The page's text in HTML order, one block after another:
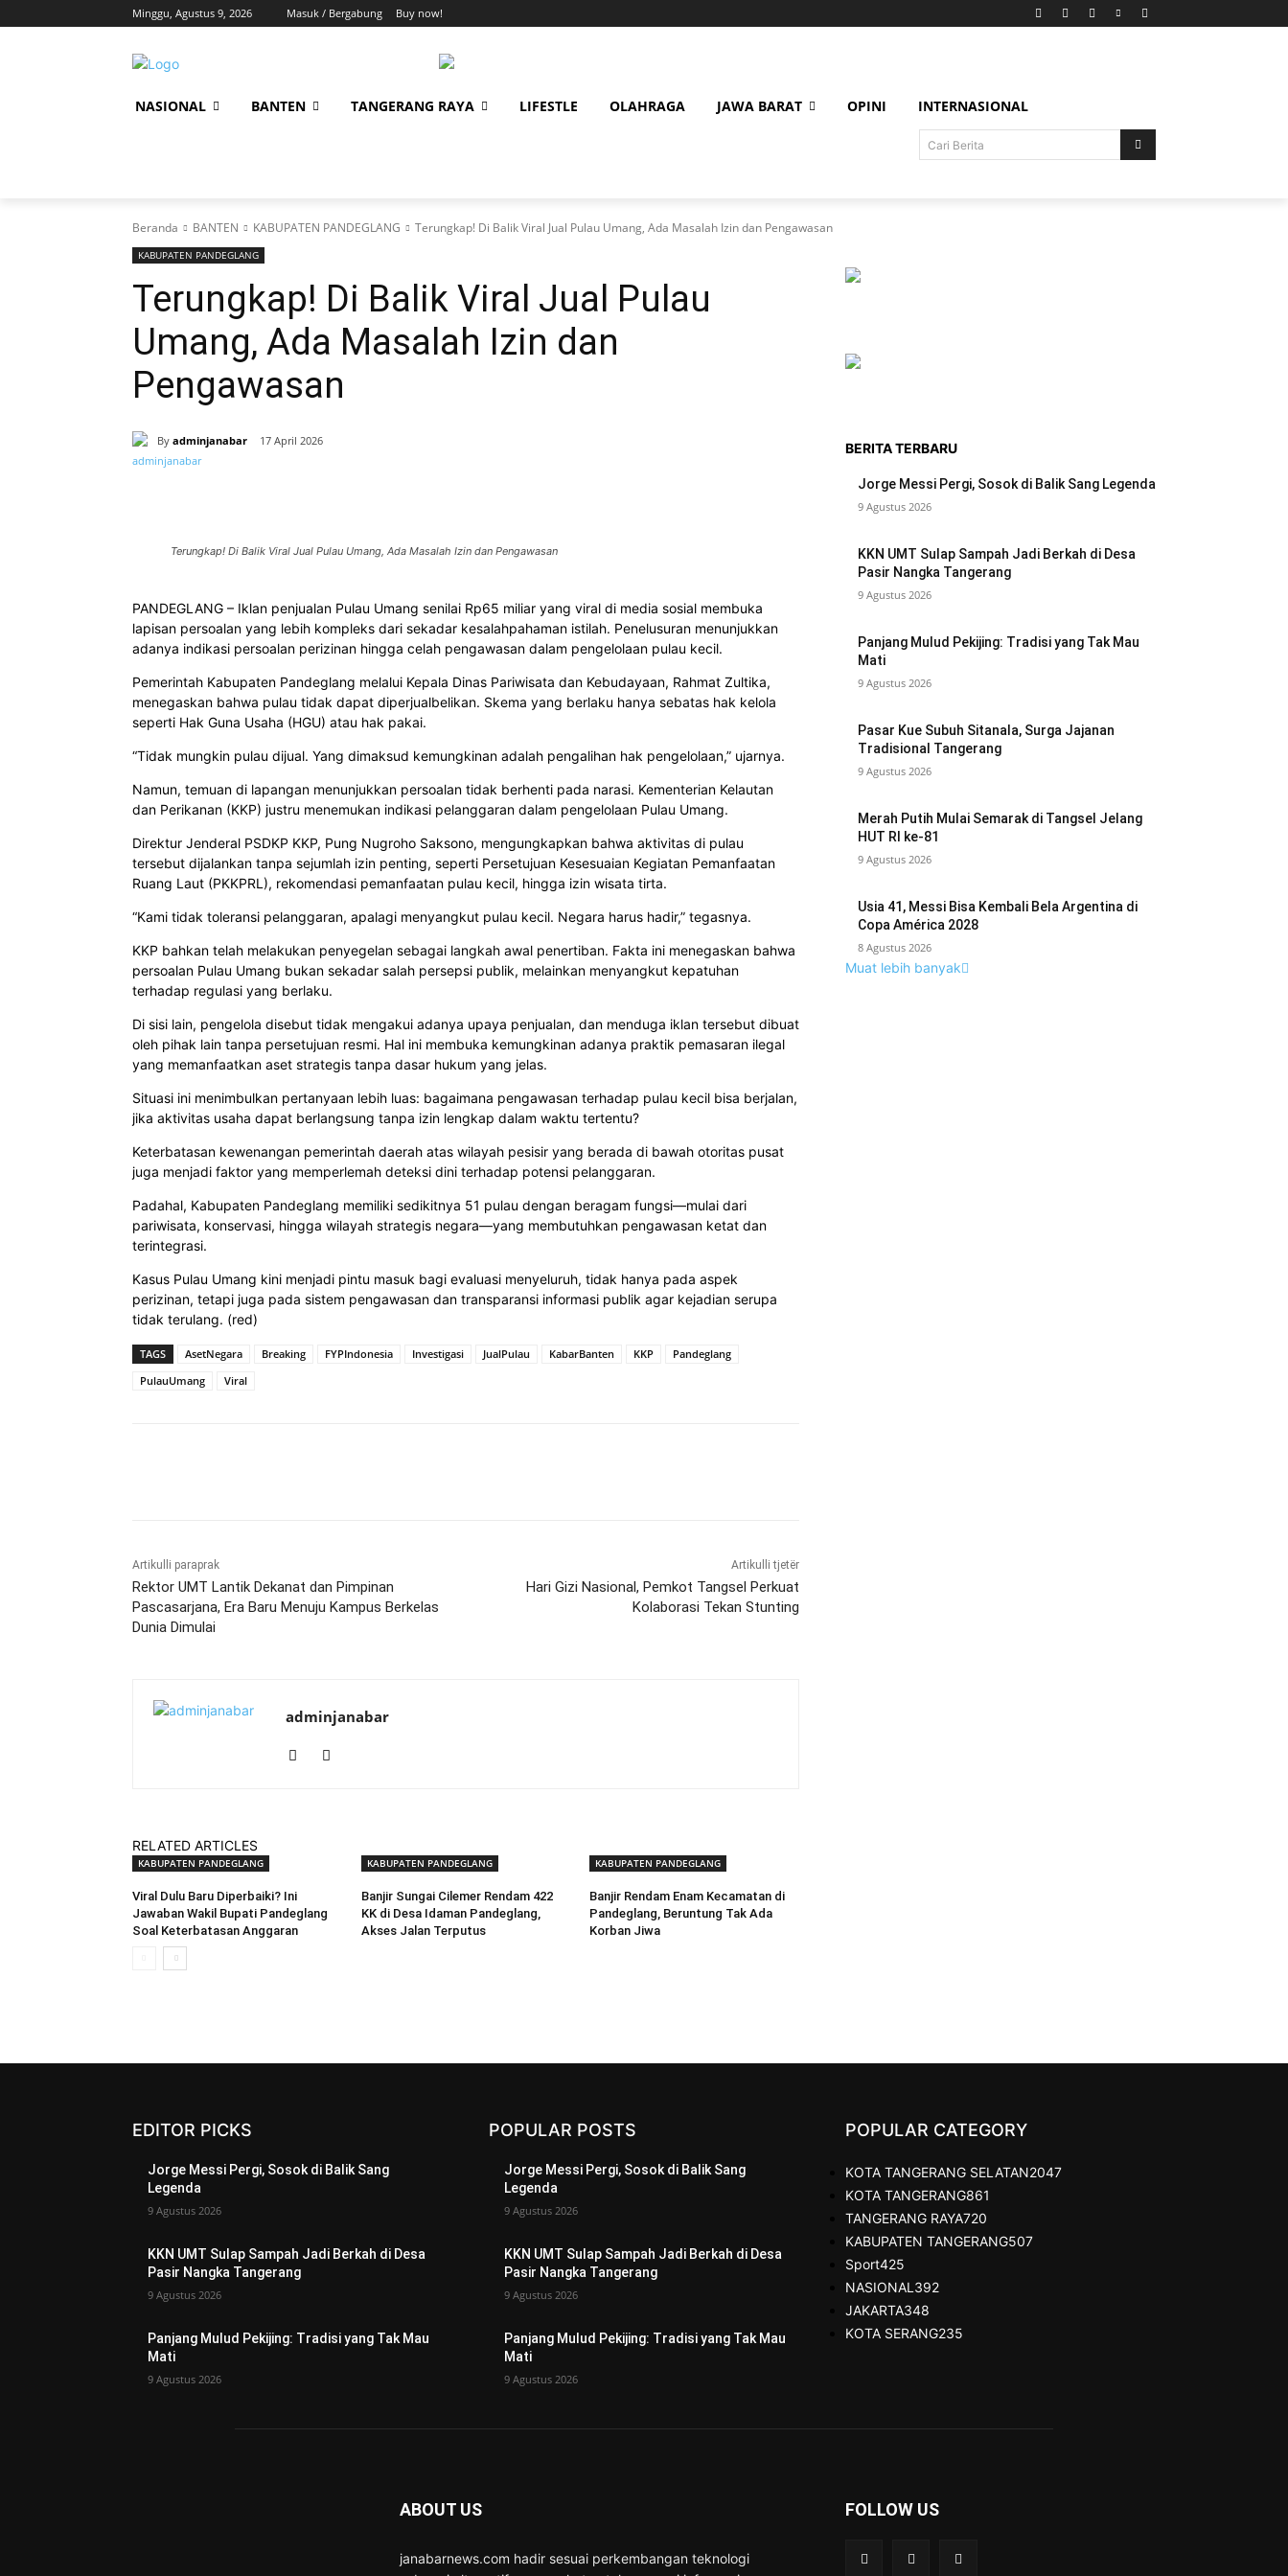
Minggu, Agustus 9, 2026 Masuk / Bergabung Buy now!
NASIONAL BANTEN TANGERANG RAYA LIFESTLE OLAHRAGA JAWA BARAT OPINI INTERNASIONAL
Cari Berita
Beranda BANTEN KABUPATEN PANDEGLANG Terungkap! Di Balik Viral Jual Pulau Umang, Ada Masalah Izin dan Pengawasan
KABUPATEN PANDEGLANG
Terungkap! Di Balik Viral Jual Pulau
Umang, Ada Masalah Izin dan
Pengawasan
By adminjanabar 17 April 2026
Terungkap! Di Balik Viral Jual Pulau Umang, Ada Masalah Izin dan Pengawasan
PANDEGLANG – Iklan penjualan Pulau Umang senilai Rp65 miliar yang viral di media sosial membuka
lapisan persoalan yang lebih kompleks dari sekadar kesalahpahaman istilah. Penelusuran menunjukkan
adanya indikasi persoalan perizinan hingga celah pengawasan dalam pengelolaan pulau kecil.
Pemerintah Kabupaten Pandeglang melalui Kepala Dinas Pariwisata dan Kebudayaan, Rahmat Zultika,
menegaskan bahwa pulau tidak dapat diperjualbelikan. Skema yang berlaku hanya sebatas hak kelola
seperti Hak Guna Usaha (HGU) atau hak pakai.
“Tidak mungkin pulau dijual. Yang dimaksud kemungkinan adalah pengalihan hak pengelolaan,” ujarnya.
Namun, temuan di lapangan menunjukkan persoalan tidak berhenti pada narasi. Kementerian Kelautan
dan Perikanan (KKP) justru menemukan indikasi pelanggaran dalam pengelolaan Pulau Umang.
Direktur Jenderal PSDKP KKP, Pung Nugroho Saksono, mengungkapkan bahwa aktivitas di pulau
tersebut dijalankan tanpa sejumlah izin penting, seperti Persetujuan Kesesuaian Kegiatan Pemanfaatan
Ruang Laut (PKKPRL), rekomendasi pemanfaatan pulau kecil, hingga izin wisata tirta.
“Kami tidak toleransi pelanggaran, apalagi menyangkut pulau kecil. Negara harus hadir,” tegasnya.
KKP bahkan telah melakukan penyegelan sebagai langkah awal penertiban. Fakta ini menegaskan bahwa
persoalan Pulau Umang bukan sekadar salah persepsi publik, melainkan menyangkut kepatuhan
terhadap regulasi yang berlaku.
Di sisi lain, pengelola disebut tidak mengakui adanya upaya penjualan, dan menduga iklan tersebut dibuat
oleh pihak lain tanpa persetujuan resmi. Hal ini membuka kemungkinan adanya praktik pemasaran ilegal
yang memanfaatkan aset strategis tanpa dasar hukum yang jelas.
Situasi ini menimbulkan pertanyaan lebih luas: bagaimana pengawasan terhadap pulau kecil bisa berjalan,
jika aktivitas usaha dapat berlangsung tanpa izin lengkap dalam waktu tertentu?
Keterbatasan kewenangan pemerintah daerah atas wilayah pesisir yang berada di bawah otoritas pusat
juga menjadi faktor yang memperlemah deteksi dini terhadap potensi pelanggaran.
Padahal, Kabupaten Pandeglang memiliki sedikitnya 51 pulau dengan beragam fungsi—mulai dari
pariwisata, konservasi, hingga wilayah strategis negara—yang membutuhkan pengawasan ketat dan
terintegrasi.
Kasus Pulau Umang kini menjadi pintu masuk bagi evaluasi menyeluruh, tidak hanya pada aspek
perizinan, tetapi juga pada sistem pengawasan dan transparansi informasi publik agar kejadian serupa
tidak terulang. (red)
TAGS AsetNegara Breaking FYPIndonesia Investigasi JualPulau KabarBanten KKP
Pandeglang
PulauUmang
Viral
Artikulli paraprak
Rektor UMT Lantik Dekanat dan Pimpinan
Pascasarjana, Era Baru Menuju Kampus Berkelas
Dunia Dimulai
Artikulli tjetër
Hari Gizi Nasional, Pemkot Tangsel Perkuat
Kolaborasi Tekan Stunting
adminjanabar
RELATED ARTICLES
KABUPATEN PANDEGLANG
Viral Dulu Baru Diperbaiki? Ini
Jawaban Wakil Bupati Pandeglang
Soal Keterbatasan Anggaran
KABUPATEN PANDEGLANG
Banjir Sungai Cilemer Rendam 422
KK di Desa Idaman Pandeglang,
Akses Jalan Terputus
KABUPATEN PANDEGLANG
Banjir Rendam Enam Kecamatan di
Pandeglang, Beruntung Tak Ada
Korban Jiwa
BERITA TERBARU
Jorge Messi Pergi, Sosok di Balik Sang Legenda
9 Agustus 2026
KKN UMT Sulap Sampah Jadi Berkah di Desa
Pasir Nangka Tangerang
9 Agustus 2026
Panjang Mulud Pekijing: Tradisi yang Tak Mau
Mati
9 Agustus 2026
Pasar Kue Subuh Sitanala, Surga Jajanan
Tradisional Tangerang
9 Agustus 2026
Merah Putih Mulai Semarak di Tangsel Jelang
HUT RI ke-81
9 Agustus 2026
Usia 41, Messi Bisa Kembali Bela Argentina di
Copa América 2028
8 Agustus 2026
Muat lebih banyak
EDITOR PICKS
Jorge Messi Pergi, Sosok di Balik Sang
Legenda
9 Agustus 2026
KKN UMT Sulap Sampah Jadi Berkah di Desa
Pasir Nangka Tangerang
9 Agustus 2026
Panjang Mulud Pekijing: Tradisi yang Tak Mau
Mati
9 Agustus 2026
POPULAR POSTS
Jorge Messi Pergi, Sosok di Balik Sang
Legenda
9 Agustus 2026
KKN UMT Sulap Sampah Jadi Berkah di Desa
Pasir Nangka Tangerang
9 Agustus 2026
Panjang Mulud Pekijing: Tradisi yang Tak Mau
Mati
9 Agustus 2026
POPULAR CATEGORY
KOTA TANGERANG SELATAN2047
KOTA TANGERANG861
TANGERANG RAYA720
KABUPATEN TANGERANG507
Sport425
NASIONAL 392
JAKARTA348
KOTA SERANG235
ABOUT US
janabarnews.com hadir sesuai perkembangan teknologi
FOLLOW US